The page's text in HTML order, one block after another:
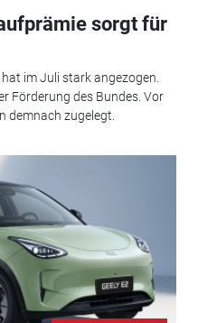
sorgt für
im Juli stark angezogen.
Förderung des Bundes. Vor
demnach zugelegt.